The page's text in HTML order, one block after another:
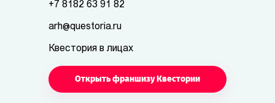
+7 8182 63 91 82
arh@questoria.ru
Квестория в лицах
Открыть франшизу Квестории